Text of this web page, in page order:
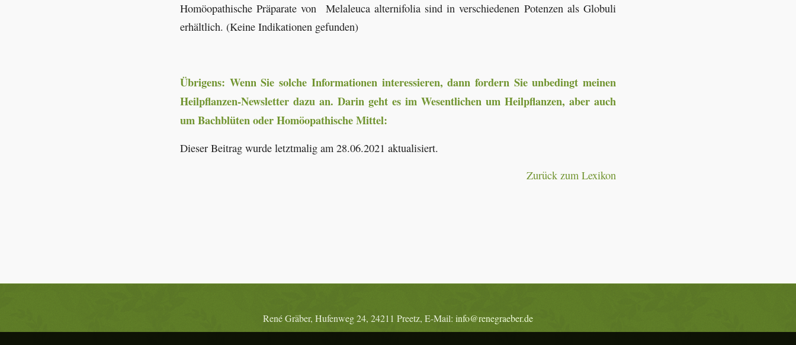
Homöopathische Präparate von Melaleuca alternifolia sind in verschiedenen Potenzen als Globuli
erhältlich. (Keine Indikationen gefunden)
Übrigens: Wenn Sie solche Informationen interessieren, dann fordern Sie unbedingt meinen
Heilpflanzen-Newsletter dazu an. Darin geht es im Wesentlichen um Heilpflanzen, aber auch
um Bachblüten oder Homöopathische Mittel:
Dieser Beitrag wurde letztmalig am 28.06.2021 aktualisiert.
Zurück zum Lexikon
René Gräber, Hufenweg 24, 24211 Preetz, E-Mail: info@renegraeber.de